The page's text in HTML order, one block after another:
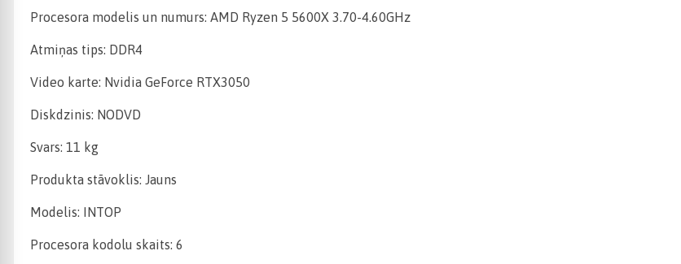
Procesora modelis un numurs: AMD Ryzen 5 5600X 3.70-4.60GHz
Atmiņas tips: DDR4
Video karte: Nvidia GeForce RTX3050
Diskdzinis: NODVD
Svars: 11 kg
Produkta stāvoklis: Jauns
Modelis: INTOP
Procesora kodolu skaits: 6